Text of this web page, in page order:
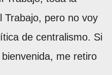
Trabajo, pero no voy
de centralismo. Si
me retiro